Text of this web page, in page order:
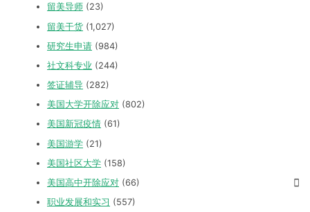
留美导师 (23)
留美干货 (1,027)
研究生申请 (984)
社文科专业 (244)
签证辅导 (282)
美国大学开除应对 (802)
美国新冠疫情 (61)
美国游学 (21)
美国社区大学 (158)
美国高中开除应对 (66)
职业发展和实习 (557)